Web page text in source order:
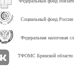
Социальный фонд России
Федеральная налоговая
ТФОМС Брянской области